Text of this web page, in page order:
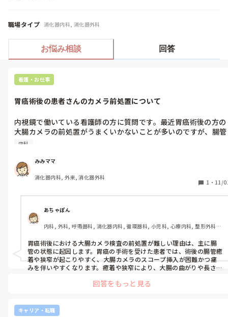
職場タイプ 消化器内科, 消化器外科
お悩み相談 回答
看護・お仕事
胃癌術後の患者さんのカメラ前処置について
内視鏡で働いている看護師の方に質問です。最近胃癌術後の方の
大腸カメラの前処置がうまくいかないことが多いのですが、腸管
洗浄剤と胃癌術後になにか関係があるのでしょうか？胃がない分
っています。どなたか同じような経験をされた方はいないでしょ
うか？
内科
みみママ
消化器内科, 外来, 消化器外科
1 ・ 11/
あちゃぽん
内科, 外科, 呼吸器科, 消化器内科, 循環器科, 小児科, 心療内科, 整形外科,
急科, 超急性期, ICU, CCU, HCU, その他の科, ママナース, 外来, 神経内科,
脳神経外科, NICU, 消化器外科, 一般病院, 慢性期, 回復期, 終末期, オペ室,
透析, 検診・健診
胃癌術後における大腸カメラ検査の前処置が難しい理由は、主に腸
管の状態に起因します。胃癌の手術を受けた患者では、術後の腸管癒
着や狭窄が起こりやすく、大腸カメラのスコープ挿入が困難かつ痛
みを伴いやすくなります。癒着や狭窄により、大腸の曲がりや長さが
管を無理に伸ばすことができず、痛みや穿孔リスクが増大します。
常の下剤による腸管洗浄がうまくいかない場合があります。そのた
回答をもっと見る
キャリア・転職